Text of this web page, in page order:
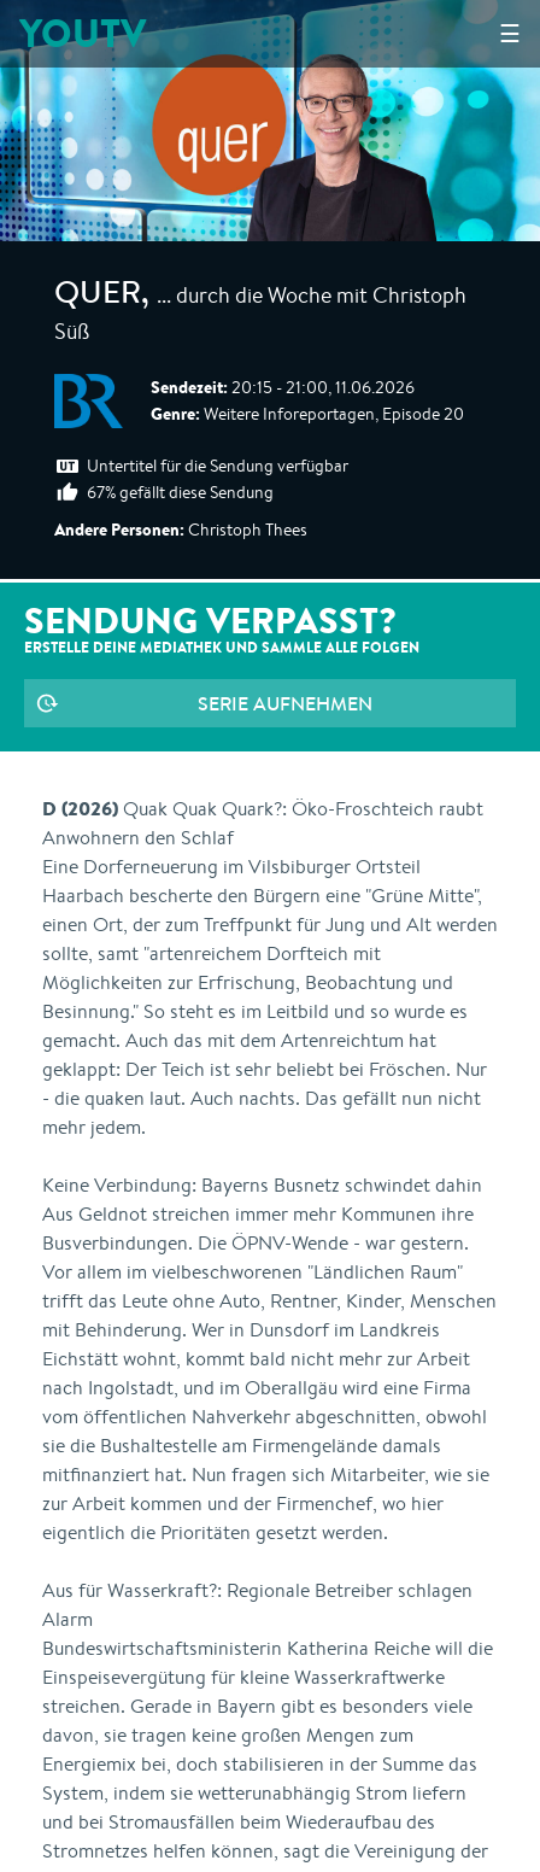
☰
YOUTV
QUER, ... durch die Woche mit Christoph
Süß
Sendezeit: 20:15 - 21:00, 11.06.2026
Genre: Weitere Inforeportagen, Episode 20
Untertitel für die Sendung verfügbar
67% gefällt diese Sendung
Andere Personen: Christoph Thees
SENDUNG VERPASST?
ERSTELLE DEINE MEDIATHEK UND SAMMLE ALLE FOLGEN
SERIE AUFNEHMEN
D (2026)Quak Quak Quark?: Öko-Froschteich raubt
Anwohnern den Schlaf
Eine Dorferneuerung im Vilsbiburger Ortsteil
Haarbach bescherte den Bürgern eine "Grüne Mitte",
einen Ort, der zum Treffpunkt für Jung und Alt werden
sollte, samt "artenreichem Dorfteich mit
Möglichkeiten zur Erfrischung, Beobachtung und
Besinnung." So steht es im Leitbild und so wurde es
gemacht. Auch das mit dem Artenreichtum hat
geklappt: Der Teich ist sehr beliebt bei Fröschen. Nur
- die quaken laut. Auch nachts. Das gefällt nun nicht
mehr jedem.
Keine Verbindung: Bayerns Busnetz schwindet dahin
Aus Geldnot streichen immer mehr Kommunen ihre
Busverbindungen. Die ÖPNV-Wende - war gestern.
Vor allem im vielbeschworenen "Ländlichen Raum"
trifft das Leute ohne Auto, Rentner, Kinder, Menschen
mit Behinderung. Wer in Dunsdorf im Landkreis
Eichstätt wohnt, kommt bald nicht mehr zur Arbeit
nach Ingolstadt, und im Oberallgäu wird eine Firma
vom öffentlichen Nahverkehr abgeschnitten, obwohl
sie die Bushaltestelle am Firmengelände damals
mitfinanziert hat. Nun fragen sich Mitarbeiter, wie sie
zur Arbeit kommen und der Firmenchef, wo hier
eigentlich die Prioritäten gesetzt werden.
Aus für Wasserkraft?: Regionale Betreiber schlagen
Alarm
Bundeswirtschaftsministerin Katherina Reiche will die
Einspeisevergütung für kleine Wasserkraftwerke
streichen. Gerade in Bayern gibt es besonders viele
davon, sie tragen keine großen Mengen zum
Energiemix bei, doch stabilisieren in der Summe das
System, indem sie wetterunabhängig Strom liefern
und bei Stromausfällen beim Wiederaufbau des
Stromnetzes helfen können, sagt die Vereinigung der